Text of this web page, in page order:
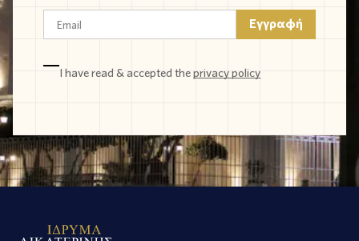
I have read & accepted theprivacy policy